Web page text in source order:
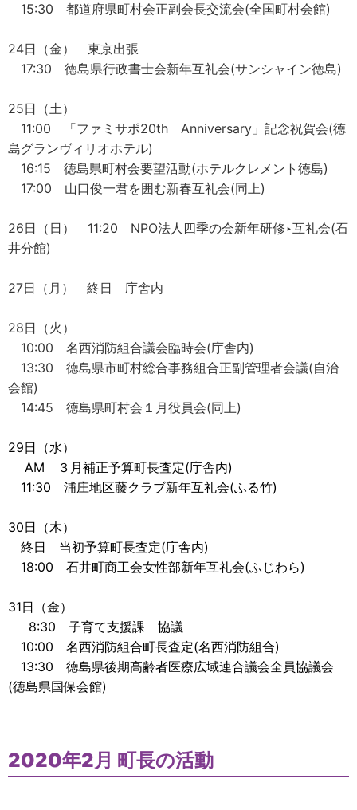
15:30 都道府県町村会正副会長交流会(全国町村会館)
24日（金） 東京出張
17:30 徳島県行政書士会新年互礼会(サンシャイン徳島)
25日（土）
11:00 「ファミサポ20th Anniversary」記念祝賀会(徳
島グランヴィリオホテル)
16:15 徳島県町村会要望活動(ホテルクレメント徳島)
17:00 山口俊一君を囲む新春互礼会(同上)
26日（日） 11:20 NPO法人四季の会新年研修‣互礼会(石
井分館)
27日（月） 終日 庁舎内
28日（火）
10:00 名西消防組合議会臨時会(庁舎内)
13:30 徳島県市町村総合事務組合正副管理者会議(自治
会館)
14:45 徳島県町村会１月役員会(同上)
29日（水）
AM ３月補正予算町長査定(庁舎内)
11:30 浦庄地区藤クラブ新年互礼会(ふる竹)
30日（木）
終日 当初予算町長査定(庁舎内)
18:00 石井町商工会女性部新年互礼会(ふじわら)
31日（金）
8:30 子育て支援課 協議
10:00 名西消防組合町長査定(名西消防組合)
13:30 徳島県後期高齢者医療広域連合議会全員協議会
(徳島県国保会館)
2020年2月 町長の活動